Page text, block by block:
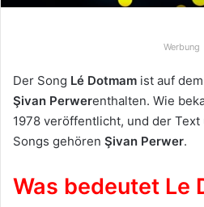
Werbung
Der Song Lé Dotmam ist auf
Şivan Perwerenthalten. Wie
1978 veröffentlicht, und der
Songs gehören Şivan Perwer.
Was bedeutet Le